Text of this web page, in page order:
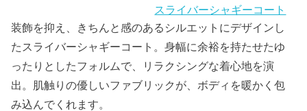
スライバーシャギーコート
装飾を抑え、きちんと感のあるシルエットにデザインし
たスライバーシャギーコート。身幅に余裕を持たせたゆ
ったりとしたフォルムで、リラクシングな着心地を演
出。肌触りの優しいファブリックが、ボディを暖かく包
み込んでくれます。